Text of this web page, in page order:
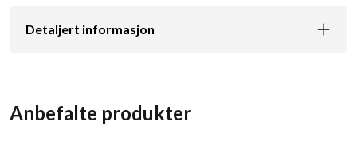
Detaljert informasjon
Anbefalte produkter